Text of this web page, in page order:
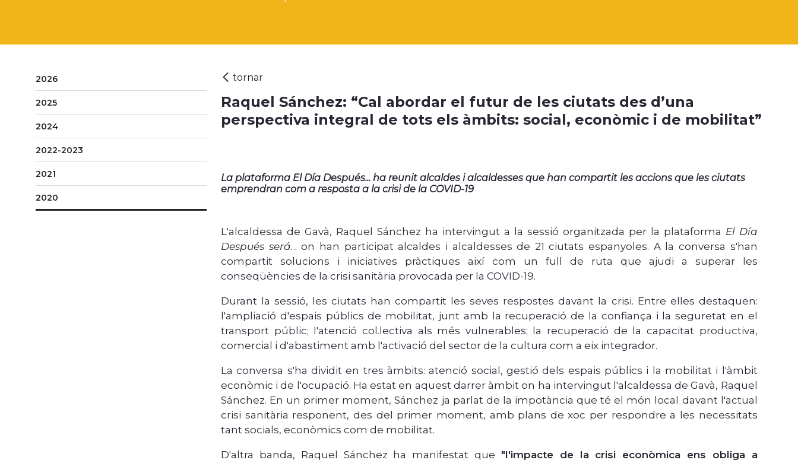
2026
2025
2024
2022-2023
2021
2020
Raquel Sánchez: “Cal abordar el futur de les ciutats des d’una
perspectiva integral de tots els àmbits: social, econòmic i de mobilitat”
La plataforma El Día Después... ha reunit alcaldes i alcaldesses que han compartit les accions que les ciutats
emprendran com a resposta a la crisi de la COVID-19
L'alcaldessa de Gavà, Raquel Sánchez ha intervingut a la sessió organitzada per la plataforma El Día
Después será... on han participat alcaldes i alcaldesses de 21 ciutats espanyoles. A la conversa s'han
compartit solucions i iniciatives pràctiques així com un full de ruta que ajudi a superar les
conseqüències de la crisi sanitària provocada per la COVID-19.
Durant la sessió, les ciutats han compartit les seves respostes davant la crisi. Entre elles destaquen:
l'ampliació d'espais públics de mobilitat, junt amb la recuperació de la confiança i la seguretat en el
transport públic; l'atenció col.lectiva als més vulnerables; la recuperació de la capacitat productiva,
comercial i d'abastiment amb l'activació del sector de la cultura com a eix integrador.
La conversa s'ha dividit en tres àmbits: atenció social, gestió dels espais públics i la mobilitat i l'àmbit
econòmic i de l'ocupació. Ha estat en aquest darrer àmbit on ha intervingut l'alcaldessa de Gavà, Raquel
Sánchez. En un primer moment, Sánchez ja parlat de la impotància que té el món local davant l'actual
crisi sanitària responent, des del primer moment, amb plans de xoc per respondre a les necessitats
tant socials, econòmics com de mobilitat.
D'altra banda, Raquel Sánchez ha manifestat que "l'impacte de la crisi econòmica ens obliga a